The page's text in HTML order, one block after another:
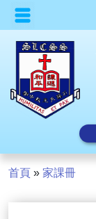
首頁 » 家課冊